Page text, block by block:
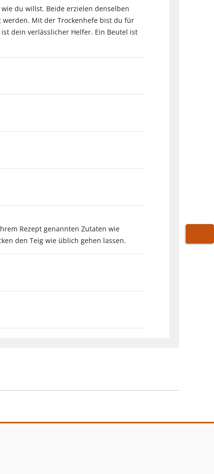
du willst. Beide erzielen denselben
Mit der Trockenhefe bist du für
dein verlässlicher Helfer. Ein Beutel ist
Rezept genannten Zutaten wie
den Teig wie üblich gehen lassen.